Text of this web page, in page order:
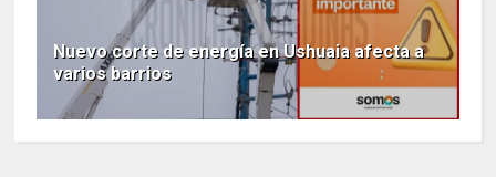
Nuevo corte de energía en Ushuaia afecta a
varios barrios